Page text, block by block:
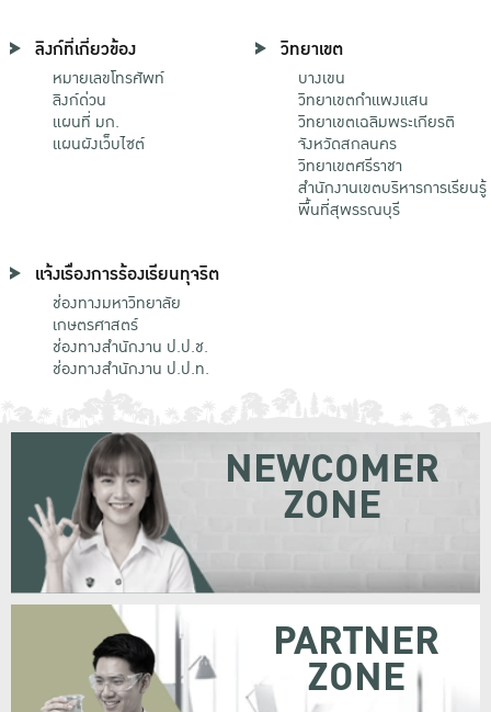
ลิงก์ที่เกี่ยวข้อง
หมายเลขโทรศัพท์
ลิงก์ด่วน
แผนที่ มก.
แผนผังเว็บไซต์
วิทยาเขต
บางเขน
วิทยาเขตกําแพงแสน
วิทยาเขตเฉลิมพระเกียรติ
จังหวัดสกลนคร
วิทยาเขตศรีราชา
สำนักงานเขตบริหารการเรียนรู้
พื้นที่สุพรรณบุรี
แจ้งเรื่องการร้องเรียนทุจริต
ช่องทางมหาวิทยาลัย
เกษตรศาสตร์
ช่องทางสำนักงาน ป.ป.ช.
ช่องทางสำนักงาน ป.ป.ท.
NEWCOMER
ZONE
PARTNER
ZONE